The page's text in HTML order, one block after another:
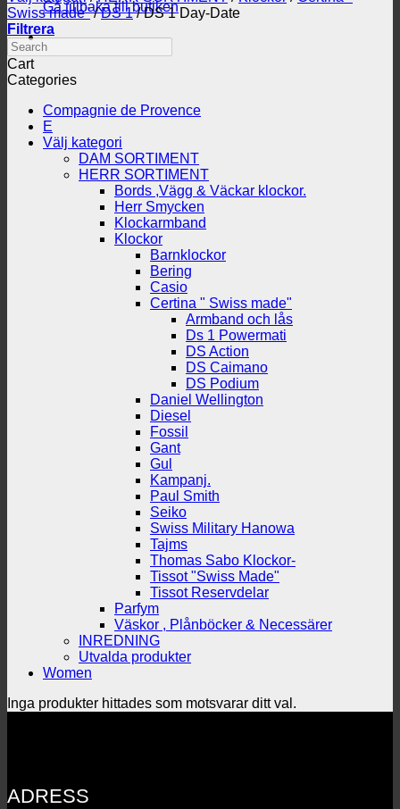
Gå tillbaka till butiken
Swiss made" / DS 1 /DS 1 Day-Date
Filtrera
Search
Cart
Categories
Compagnie de Provence
E
Välj kategori
DAM SORTIMENT
HERR SORTIMENT
Bords ,Vägg & Väckar klockor.
Herr Smycken
Klockarmband
Klockor
Barnklockor
Bering
Casio
Certina " Swiss made"
Armband och lås
Ds 1 Powermati
DS Action
DS Caimano
DS Podium
Daniel Wellington
Diesel
Fossil
Gant
Gul
Kampanj.
Paul Smith
Seiko
Swiss Military Hanowa
Tajms
Thomas Sabo Klockor-
Tissot "Swiss Made"
Tissot Reservdelar
Parfym
Väskor , Plånböcker & Necessärer
INREDNING
Utvalda produkter
Women
Inga produkter hittades som motsvarar ditt val.
ADRESS